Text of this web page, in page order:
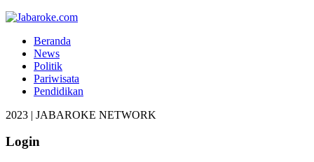
Beranda
News
Politik
Pariwisata
Pendidikan
2023 | JABAROKE NETWORK
Login